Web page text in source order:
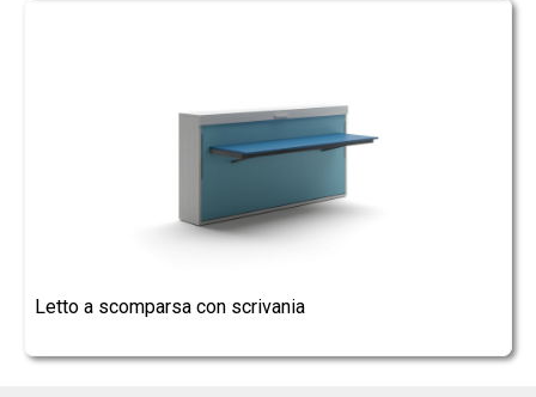
Letto a scomparsa con scrivania